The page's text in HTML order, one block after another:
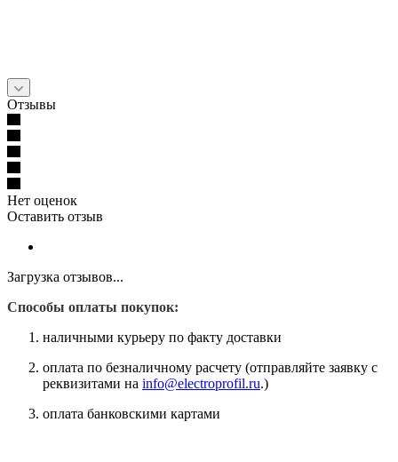
Отзывы
Нет оценок
Оставить отзыв
Загрузка отзывов...
Способы оплаты покупок:
наличными курьеру по факту доставки
оплата по безналичному расчету (отправляйте заявку с
реквизитами на info@electroprofil.ru.)
оплата банковскими картами